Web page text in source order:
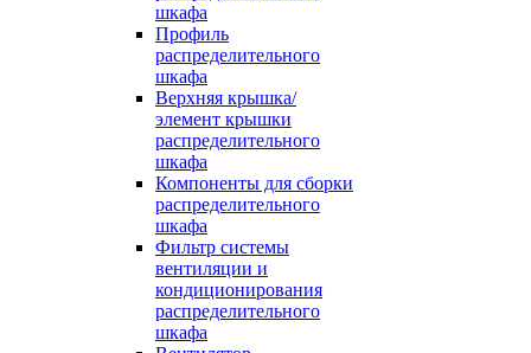
шкафа
Профиль
распределительного
шкафа
Верхняя крышка/
элемент крышки
распределительного
шкафа
Компоненты для сборки
распределительного
шкафа
Фильтр системы
вентиляции и
кондиционирования
распределительного
шкафа